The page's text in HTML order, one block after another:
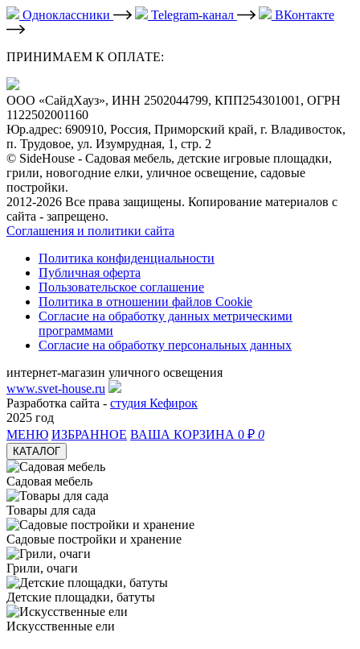
Одноклассники Telegram-канал ВКонтакте
ПРИНИМАЕМ К ОПЛАТЕ:
ООО «СайдХауз», ИНН 2502044799, КПП254301001, ОГРН
1122502001160
Юр.адрес: 690910, Россия, Приморский край, г. Владивосток,
п. Трудовое, ул. Изумрудная, 1, стр. 2
© SideHouse - Садовая мебель, детские игровые площадки,
грили, новогодние елки, уличное освещение, садовые
постройки.
2012-2026 Все права защищены. Копирование материалов с
сайта - запрещено.
Соглашения и политики сайта
Политика конфиденциальности
Публичная оферта
Пользовательское соглашение
Политика в отношении файлов Cookie
Согласие на обработку данных метрическими
программами
Согласие на обработку персональных данных
интернет-магазин уличного освещения
www.svet-house.ru
Разработка сайта - студия Кефирок
2025 год
МЕНЮ ИЗБРАННОЕ ВАША КОРЗИНА 0 ₽ 0
КАТАЛОГ
Садовая мебель
Товары для сада
Садовые постройки и хранение
Грили, очаги
Детские площадки, батуты
Искусственные ели